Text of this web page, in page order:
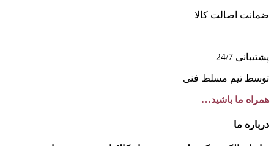
ضمانت اصالت کالا
پشتیبانی 24/7
توسط تیم مسلط فنی
همراه ما باشید…
درباره ما